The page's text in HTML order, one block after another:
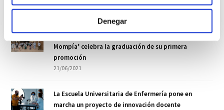
Denegar
Noticias más comentadas
La Escuela Universitaria de Enfermería ‘Clínica
Mompía’ celebra la graduación de su primera
promoción
21/06/2021
La Escuela Universitaria de Enfermería pone en
marcha un proyecto de innovación docente